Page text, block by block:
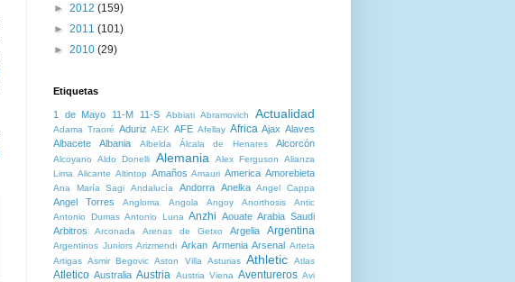
► 2012 (159)
► 2011 (101)
► 2010 (29)
Etiquetas
1 de Mayo 11-M 11-S Abbiati Abramovich Actualidad
Adama Traoré Aduriz AEK AFE Afellay Africa Ajax Alaves
Albacete
Albania Albelda Álcala de Henares Alcorcón
Alcoyano Aldo Donelli Alemania Alex Ferguson
Alianza
Lima Alicante Altintop Amaños Amauri America Amorebieta
Ana María Sagi Andalucía Andorra Anelka Angel Cappa
Angel Torres Angloma Angola Angoy Anorthosis
Antic
Antonio Dumas Antonio Luna Anzhi Aouate Arabia Saudi
Arbitros
Arconada Arenas de Getxo Argelia Argentina
Argentinos Juniors Arizmendi Arkan Armenia Arsenal Arteta
Artigas Asmir Begovic Aston Villa Asturias Athletic Atlas
Atletico Australia Austria Austria Viena Aventureros Avi